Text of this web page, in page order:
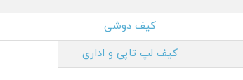
کیف دوشی
کیف لپ تاپی و اداری